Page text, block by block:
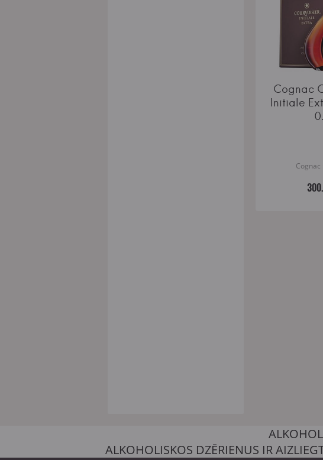
Cognac
Initiale
Cognac
ALKOHOLISKOS DZĒRIENUS IR